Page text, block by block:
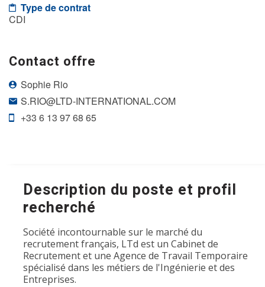
Type de contrat
CDI
Contact offre
Sophie Rio
S.RIO@LTD-INTERNATIONAL.COM
+33 6 13 97 68 65
Description du poste et profil
recherché
Société incontournable sur le marché du
recrutement français, LTd est un Cabinet de
Recrutement et une Agence de Travail Temporaire
spécialisé dans les métiers de l'Ingénierie et des
Entreprises.